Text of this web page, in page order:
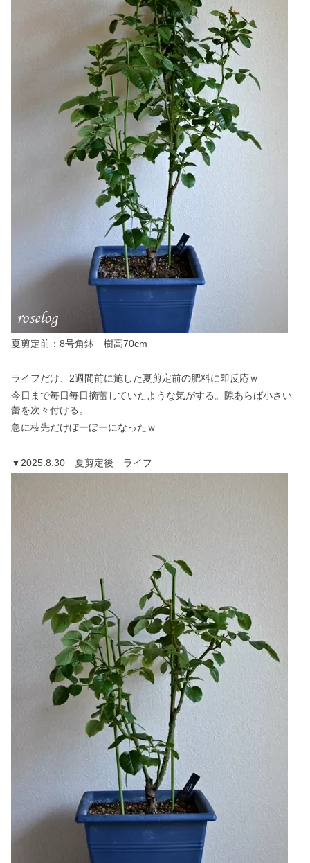
夏剪定前：8号角鉢 樹高70cm
ライフだけ、2週間前に施した夏剪定前の肥料に即反応ｗ
今日まで毎日毎日摘蕾していたような気がする。隙あらば小さい
蕾を次々付ける。
急に枝先だけぼーぼーになったｗ
▼2025.8.30 夏剪定後 ライフ